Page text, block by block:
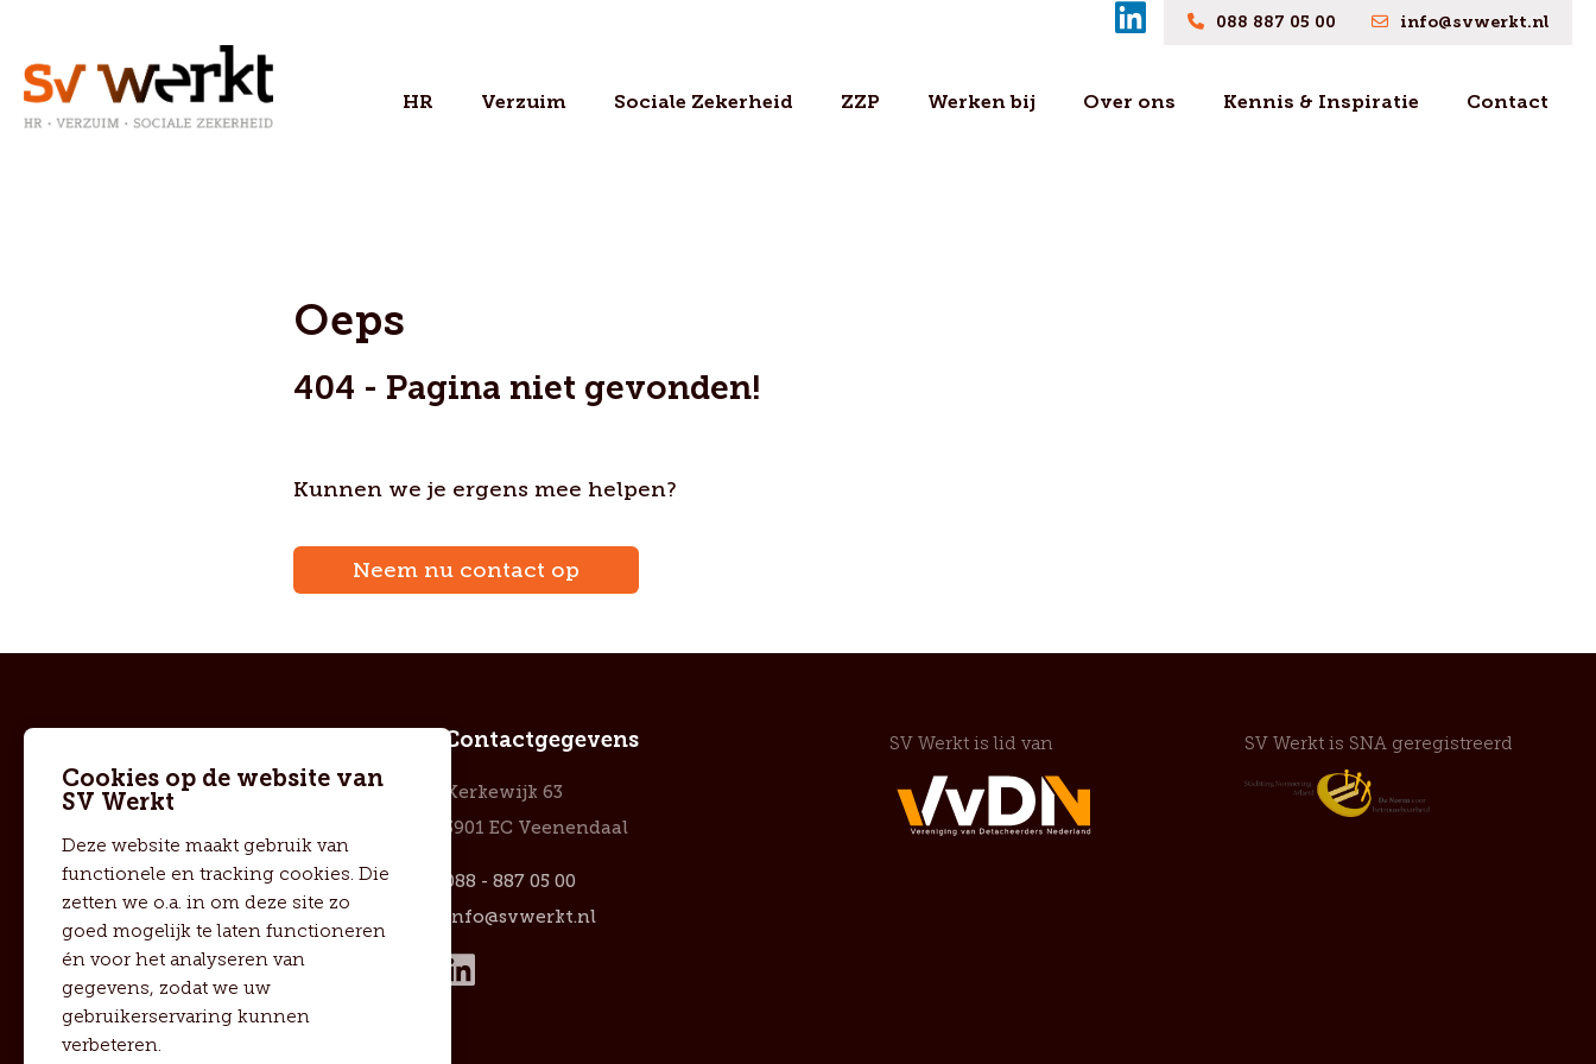
088 887 05 00 info@svwerkt.nl
HR Verzuim Sociale Zekerheid ZZP Werken bij Over ons Kennis & Inspiratie Contact
Oeps
404 - Pagina niet gevonden!
Kunnen we je ergens mee helpen?
Neem nu contact op
SV Werkt brengt
dienst of op ZZP-basis, en
organisaties samen op
het gebied van HR,
verzuim en sociale
zekerheid.
Contactgegevens
Kerkewijk 63
3901 EC Veenendaal
088 - 887 05 00
info@svwerkt.nl
SV Werkt is lid van SV Werkt is SNA geregistreerd
Cookies op de website van
SV Werkt
Deze website maakt gebruik van
functionele en tracking cookies. Die
zetten we o.a. in om deze site zo
goed mogelijk te laten functioneren
én voor het analyseren van
gegevens, zodat we uw
gebruikerservaring kunnen
verbeteren.